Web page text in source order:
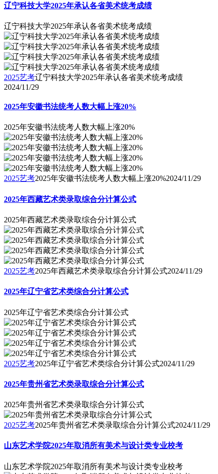
辽宁科技大学2025年承认各省美术统考成绩
辽宁科技大学2025年承认各省美术统考成绩
2025艺考辽宁科技大学2025年承认各省美术统考成绩
2024/11/29
2025年安徽书法统考人数大幅上涨20%
2025年安徽书法统考人数大幅上涨20%
2025艺考2025年安徽书法统考人数大幅上涨20%2024/11/29
2025年西藏艺术类录取综合分计算公式
2025年西藏艺术类录取综合分计算公式
2025艺考2025年西藏艺术类录取综合分计算公式2024/11/29
2025年辽宁省艺术类综合分计算公式
2025年辽宁省艺术类综合分计算公式
2025艺考2025年辽宁省艺术类综合分计算公式2024/11/29
2025年贵州省艺术类录取综合分计算公式
2025年贵州省艺术类录取综合分计算公式
2025艺考2025年贵州省艺术类录取综合分计算公式2024/11/29
山东艺术学院2025年取消所有美术与设计类专业校考
山东艺术学院2025年取消所有美术与设计类专业校考